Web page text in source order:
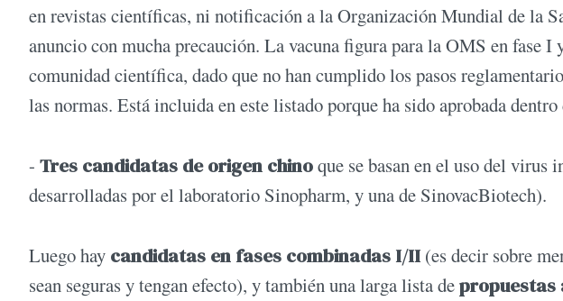
en revistas científicas, ni notificación a la Organización Mundial de la
anuncio con mucha precaución. La vacuna figura para la OMS en fase I
comunidad científica, dado que no han cumplido los pasos
las normas. Está incluida en este listado porque ha sido aprobada
- Tres candidatas de origen chinoque se basan en el uso del
desarrolladas por el laboratorio Sinopharm, y una de SinovacBiotech).
Luego hay candidatas en fases combinadas I/II (es decir sobre
sean seguras y tengan efecto), y también una larga lista depropuestas